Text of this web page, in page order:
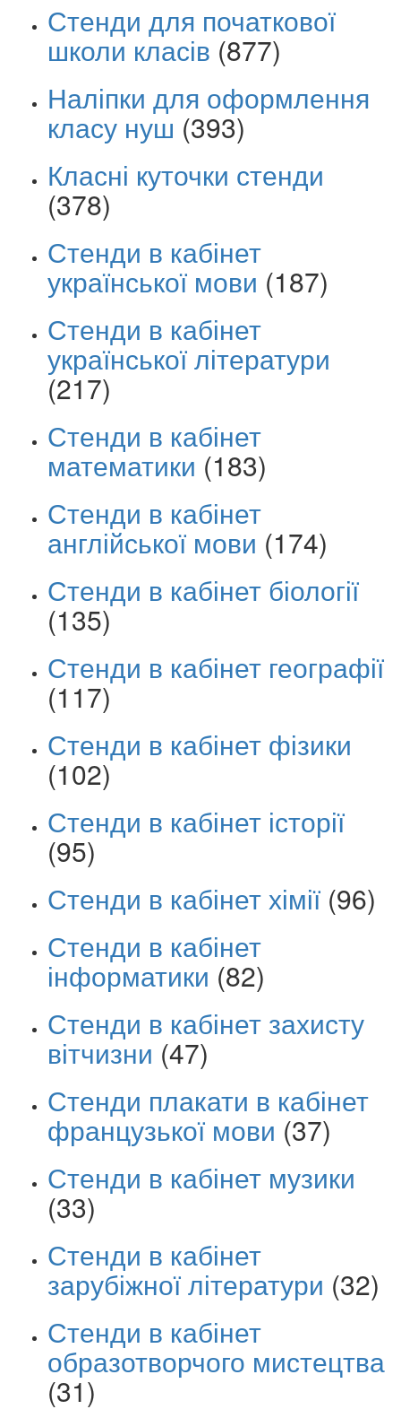
Стенди для початкової
школи класів (877)
Наліпки для оформлення
класу нуш (393)
Класні куточки стенди
(378)
Стенди в кабінет
української мови (187)
Стенди в кабінет
української літератури
(217)
Стенди в кабінет
математики (183)
Стенди в кабінет
англійської мови (174)
Стенди в кабінет біології
(135)
Стенди в кабінет географії
(117)
Стенди в кабінет фізики
(102)
Стенди в кабінет історії
(95)
Стенди в кабінет хімії (96)
Стенди в кабінет
інформатики (82)
Стенди в кабінет захисту
вітчизни (47)
Стенди плакати в кабінет
французької мови (37)
Стенди в кабінет музики
(33)
Стенди в кабінет
зарубіжної літератури (32)
Стенди в кабінет
образотворчого мистецтва
(31)